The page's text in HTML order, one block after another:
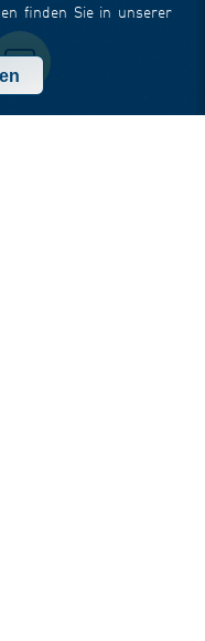
finden Sie in unserer